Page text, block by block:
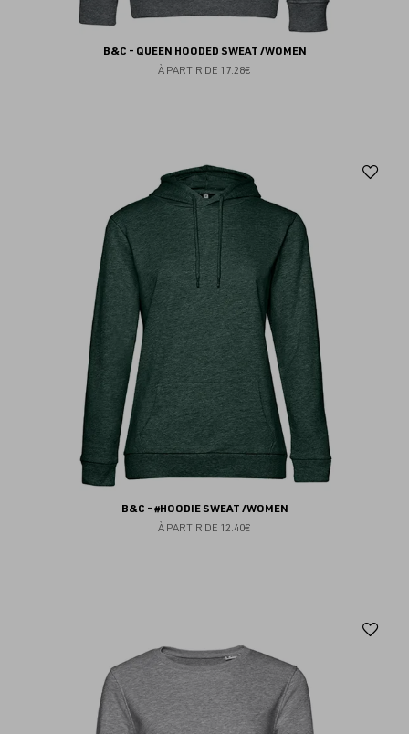
B&C - QUEEN HOODED SWEAT /WOMEN
À PARTIR DE 17.28€
B&C - #HOODIE SWEAT /WOMEN
À PARTIR DE 12.40€